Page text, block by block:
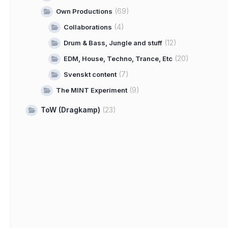
Own Productions (69)
Collaborations (4)
Drum & Bass, Jungle and stuff (12)
EDM, House, Techno, Trance, Etc (20)
Svenskt content (7)
The MINT Experiment (9)
ToW (Dragkamp) (23)